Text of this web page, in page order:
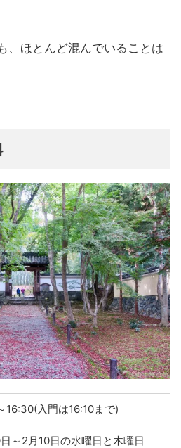
、ほとんど混んでいることは
16:30(入門は16:10まで)
～2月10日の水曜日と木曜日